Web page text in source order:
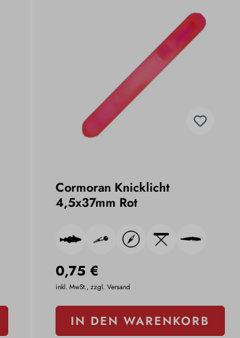
Cormoran Knicklicht
4,5x37mm Rot
0,75 €
inkl. MwSt., zzgl. Versand
IN DEN WARENKORB